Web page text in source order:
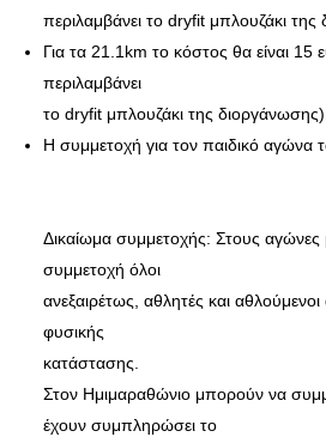
περιλαμβάνει το dryfit μπλουζάκι της
Για τα 21.1km το κόστος θα είναι 15
περιλαμβάνει
το dryfit μπλουζάκι της διοργάνωσης).
Η συμμετοχή για τον παιδικό αγώνα
Δικαίωμα συμμετοχής: Στους
συμμετοχή όλοι
ανεξαιρέτως, αθλητές και
φυσικής
κατάστασης.
Στον Ημιμαραθώνιο μπορούν να
έχουν συμπληρώσει το